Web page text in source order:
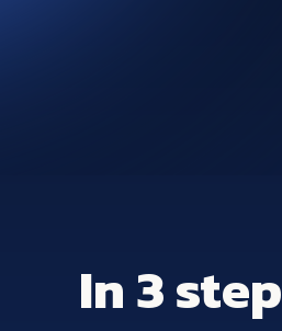
In 3 step